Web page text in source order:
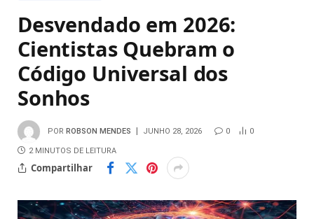
Desvendado em 2026:
Cientistas Quebram o
Código Universal dos
Sonhos
POR ROBSON MENDES JUNHO 28, 2026 0 0
2 MINUTOS DE LEITURA
Compartilhar